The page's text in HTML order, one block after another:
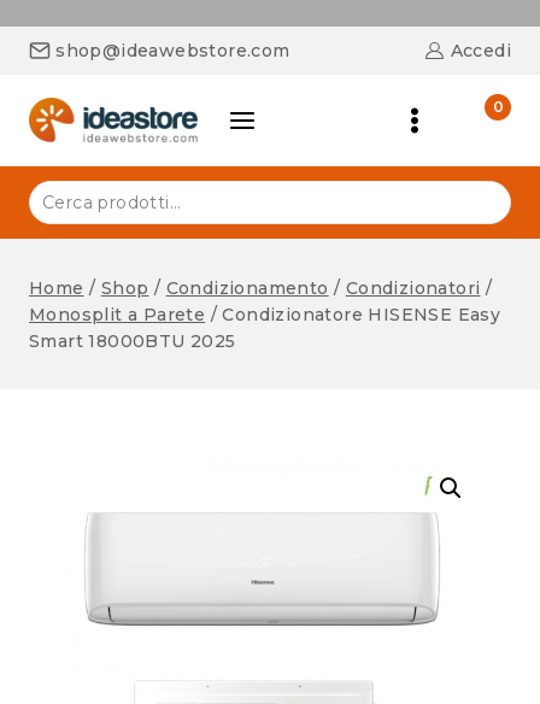
shop@ideawebstore.com Accedi
0
Home / Shop / Condizionamento / Condizionatori /
Monosplit a Parete / Condizionatore HISENSE Easy
Smart 18000BTU 2025